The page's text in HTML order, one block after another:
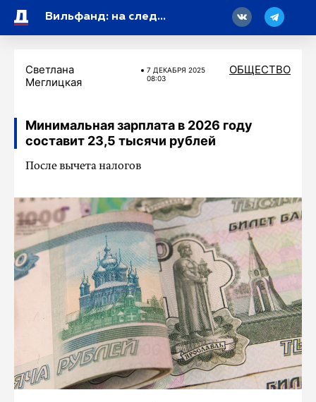
Вильфанд: на следующей неделе снегом будет покрыто 92 процента территории России
Светлана
Меглицкая
7 ДЕКАБРЯ 2025
08:03
ОБЩЕСТВО
Минимальная зарплата в 2026 году
составит 23,5 тысячи рублей
После вычета налогов